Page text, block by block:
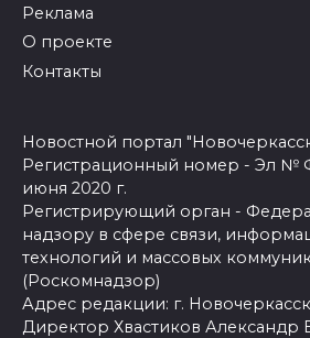
Реклама
О проекте
Контакты
Новостной портал
Регистрационный номер - Эл №
июня 2020 г.
Регистрирующий орган -
надзору в сфере связи,
технологий и массовых
(Роскомнадзор)
Адрес редакции: г.
Директор Хвастиков Александр